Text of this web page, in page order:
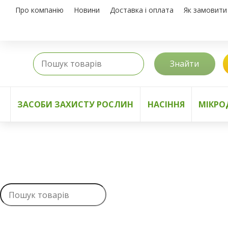
Про компанію Новини Доставка і оплата Як замовити
Знайти
ЗАСОБИ ЗАХИСТУ РОСЛИН НАСІННЯ